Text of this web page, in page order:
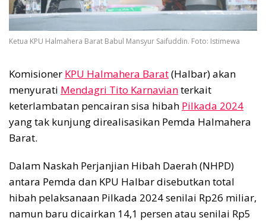
Ketua KPU Halmahera Barat Babul Mansyur Saifuddin. Foto: Istimewa
Komisioner KPU Halmahera Barat(Halbar) akan
menyurati Mendagri Tito Karnavianterkait
keterlambatan pencairan sisa hibah Pilkada 2024
yang tak kunjung direalisasikan Pemda Halmahera
Barat.
Dalam Naskah Perjanjian Hibah Daerah (NHPD)
antara Pemda dan KPU Halbar disebutkan total
hibah pelaksanaan Pilkada 2024 senilai Rp26 miliar,
namun baru dicairkan 14,1 persen atau senilai Rp5